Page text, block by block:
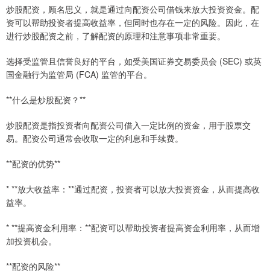
炒股配资，顾名思义，就是通过向配资公司借钱来放大投资资金。配
资可以帮助投资者提高收益率，但同时也存在一定的风险。因此，在
进行炒股配资之前，了解配资的原理和注意事项非常重要。
选择受监管且信誉良好的平台，如受美国证券交易委员会 (SEC) 或英
国金融行为监管局 (FCA) 监管的平台。
**什么是炒股配资？**
炒股配资是指投资者向配资公司借入一定比例的资金，用于股票交
易。配资公司通常会收取一定的利息和手续费。
**配资的优势**
* **放大收益率：**通过配资，投资者可以放大投资资金，从而提高收
益率。
* **提高资金利用率：**配资可以帮助投资者提高资金利用率，从而增
加投资机会。
**配资的风险**